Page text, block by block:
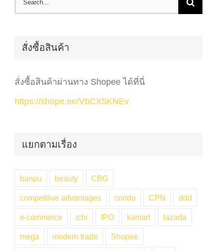
สั่งซื้อสินค้า
สั่งซื้อสินค้าผ่านทาง Shopee ได้ที่นี่
https://shope.ee/VbCX5KNEv
แยกตามเรื่อง
banpu beauty CBG
competitive advantages condo CPN ddd
e-commerce ichi IPO kamart lazada
mega modern trade Shopee